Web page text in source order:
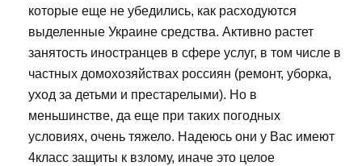
которые еще не убедились, как расходуются
выделенные Украине средства. Активно растет
занятость иностранцев в сфере услуг, в том числе в
частных домохозяйствах россиян (ремонт, уборка,
уход за детьми и престарелыми). Но в
меньшинстве, да еще при таких погодных
условиях, очень тяжело. Надеюсь они у Вас имеют
4класс защиты к взлому, иначе это целое